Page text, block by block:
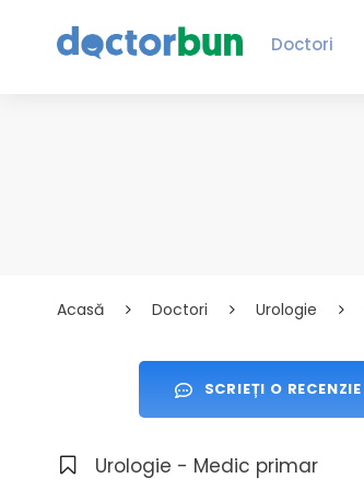
Doctori
Acasă Doctori Urologie
SCRIEȚI O RECENZIE
Urologie - Medic primar